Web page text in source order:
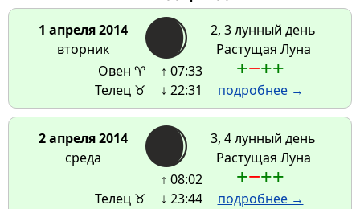
1 апреля 2014
вторник
2, 3 лунный день
Растущая Луна
Овен ♈
Телец ♉
↑ 07:33
↓ 22:31
+−++
подробнее →
2 апреля 2014
среда
3, 4 лунный день
Растущая Луна
Телец ♉
↑ 08:02
↓ 23:44
+−++
подробнее →